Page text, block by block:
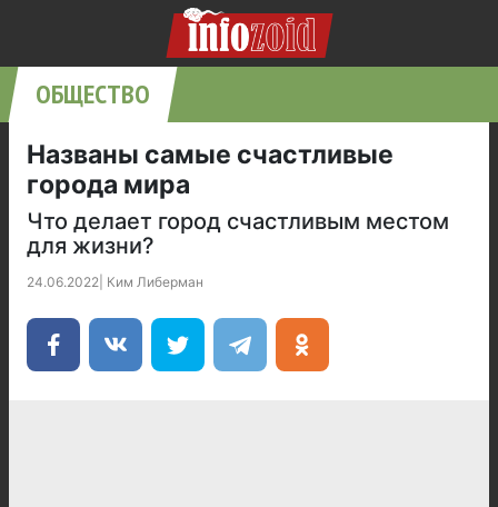
ОБЩЕСТВО
Названы самые счастливые
города мира
Что делает город счастливым местом
для жизни?
24.06.2022 Ким Либерман